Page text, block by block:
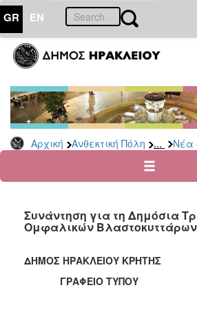
GR EN
Αρχική Ανθεκτική Πόλη ... Νέα
ΑΝΘΕΚΤΙΚΗ
ΠΟΛΗ
Κοινωνική
Πολιτική
Νέα
Ανακοινώσεις
για
Οικονομική
&
Καταστροφές
Συνάντηση για τη Δημόσια
Ομφαλικών
ΔΗΜΟΣ ΗΡΑΚΛΕΙΟΥ ΚΡΗΤΗΣ
ΓΡΑΦΕΙΟ ΤΥΠΟΥ